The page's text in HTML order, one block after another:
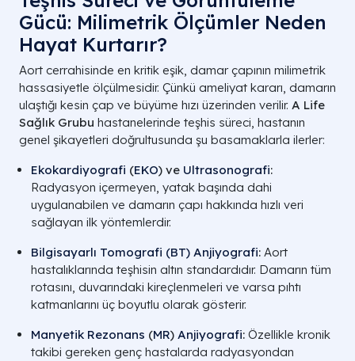
Gücü: Milimetrik Ölçümler Neden
Hayat Kurtarır?
Aort cerrahisinde en kritik eşik, damar çapının milimetrik
hassasiyetle ölçülmesidir. Çünkü ameliyat kararı, damarın
ulaştığı kesin çap ve büyüme hızı üzerinden verilir. A Life
Sağlık Grubu hastanelerinde teşhis süreci, hastanın
genel şikayetleri doğrultusunda şu basamaklarla ilerler:
Ekokardiyografi (EKO) ve Ultrasonografi:
Radyasyon içermeyen, yatak başında dahi
uygulanabilen ve damarın çapı hakkında hızlı veri
sağlayan ilk yöntemlerdir.
Bilgisayarlı Tomografi (BT) Anjiyografi: Aort
hastalıklarında teşhisin altın standardıdır. Damarın tüm
rotasını, duvarındaki kireçlenmeleri ve varsa pıhtı
katmanlarını üç boyutlu olarak gösterir.
Manyetik Rezonans (MR) Anjiyografi: Özellikle kronik
takibi gereken genç hastalarda radyasyondan